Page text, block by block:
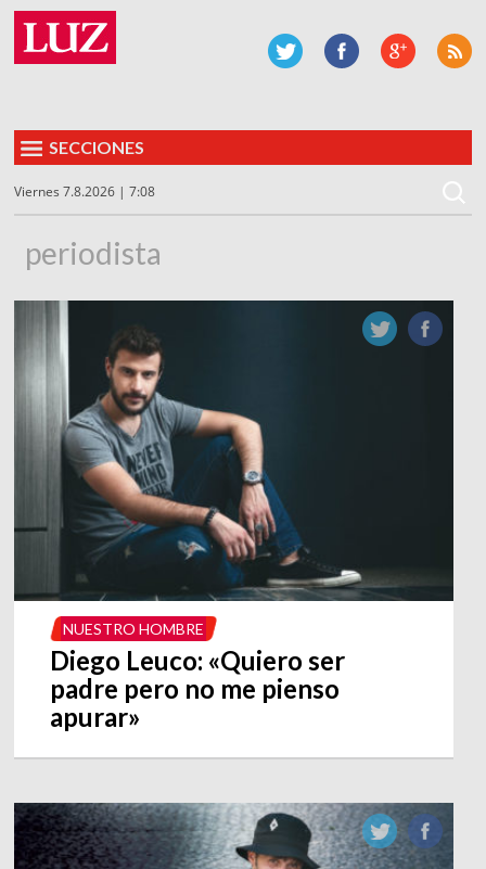
SECCIONES
Viernes 7.8.2026 | 7:08
periodista
NUESTRO HOMBRE
Diego Leuco: «Quiero ser
padre pero no me pienso
apurar»